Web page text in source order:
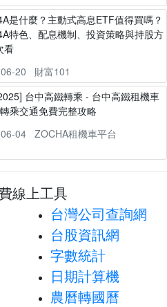
是什麼？主動式高息ETF值得買嗎？
特色、配息機制、投資策略與持股方
看
20
財富101
台中高鐵轉乘 - 台中高鐵租機車
乘交通免費完整攻略
04
ZOCHA租機車平台
線上工具
台灣公司查詢網
台股資訊網
字數統計
日期計算機
農曆轉國曆